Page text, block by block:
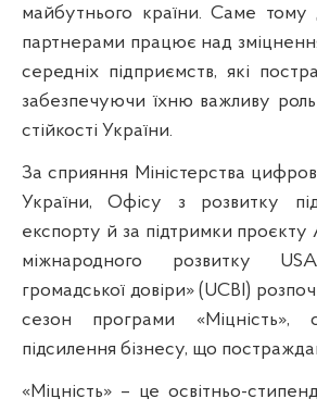
майбутнього країни. Саме тому
партнерами працює над
середніх підприємств, які
забезпечуючи їхню важливу роль
стійкості України.
За сприяння Міністерства
України, Офісу з розвитку
експорту й за підтримки
міжнародного розвитку
громадської довіри» (UCBI)
сезон програми «Міцність»,
підсилення бізнесу, що
«Міцність» – це освітньо-